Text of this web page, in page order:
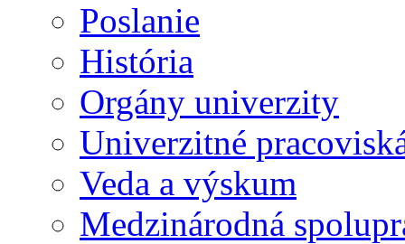
Poslanie
História
Orgány univerzity
Univerzitné
Veda a výskum
Medzinárodná